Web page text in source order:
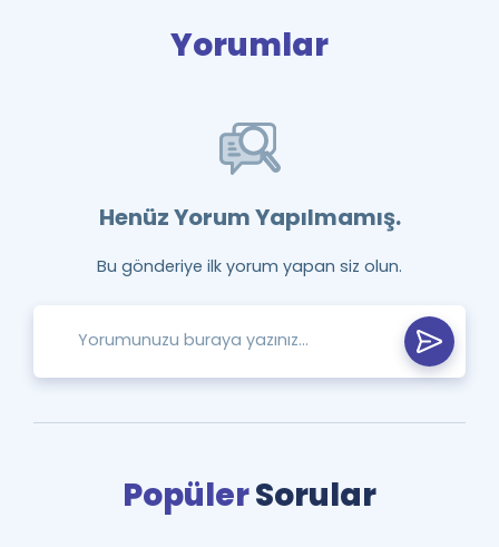
Yorumlar
Henüz Yorum Yapılmamış.
Bu gönderiye ilk yorum yapan siz olun.
PopülerSorular